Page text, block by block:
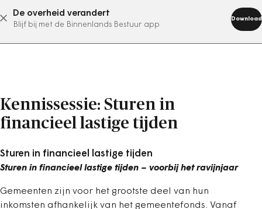
De overheid verandert
Blijf bij met de Binnenlands Bestuur app
Download
abonneer nu
Kennissessie: Sturen in
financieel lastige tijden
Sturen in financieel lastige tijden
Sturen in financieel lastige tijden – voorbij het ravijnjaar
Gemeenten zijn voor het grootste deel van hun
inkomsten afhankelijk van het gemeentefonds. Vanaf